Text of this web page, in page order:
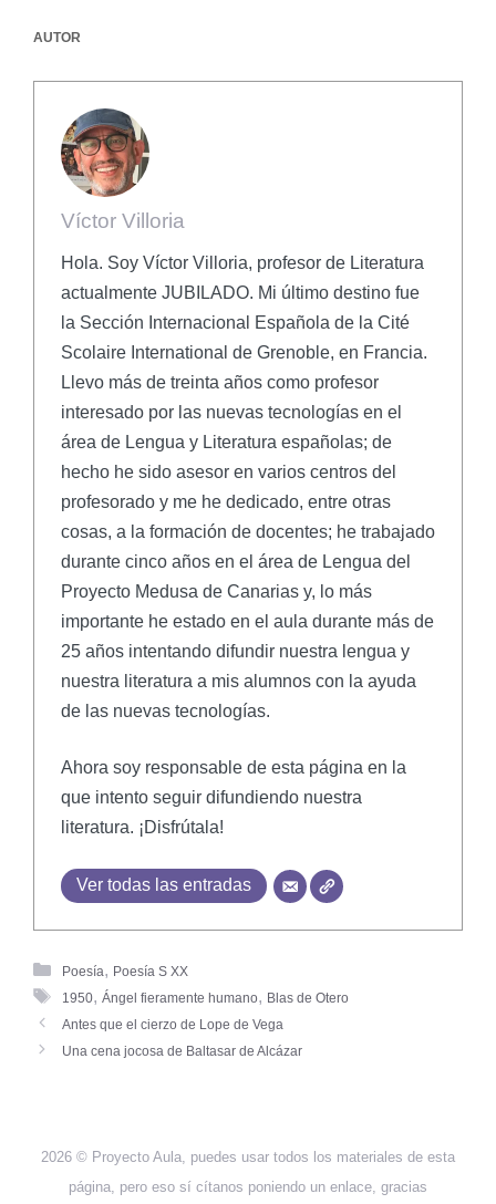
AUTOR
Víctor Villoria
Hola. Soy Víctor Villoria, profesor de Literatura
actualmente JUBILADO. Mi último destino fue
la Sección Internacional Española de la Cité
Scolaire International de Grenoble, en Francia.
Llevo más de treinta años como profesor
interesado por las nuevas tecnologías en el
área de Lengua y Literatura españolas; de
hecho he sido asesor en varios centros del
profesorado y me he dedicado, entre otras
cosas, a la formación de docentes; he trabajado
durante cinco años en el área de Lengua del
Proyecto Medusa de Canarias y, lo más
importante he estado en el aula durante más de
25 años intentando difundir nuestra lengua y
nuestra literatura a mis alumnos con la ayuda
de las nuevas tecnologías.
Ahora soy responsable de esta página en la
que intento seguir difundiendo nuestra
literatura. ¡Disfrútala!
Ver todas las entradas
Poesía, Poesía S XX
1950, Ángel fieramente humano, Blas de Otero
Antes que el cierzo de Lope de Vega
Una cena jocosa de Baltasar de Alcázar
2026 © Proyecto Aula, puedes usar todos los materiales de esta
página, pero eso sí cítanos poniendo un enlace, gracias